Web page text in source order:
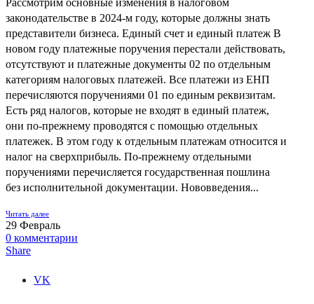
законодательстве в 2024-м году, которые должны знать
представители бизнеса. Единый счет и единый платеж В
новом году платежные поручения перестали действовать,
отсутствуют и платежные документы 02 по отдельным
категориям налоговых платежей. Все платежи из ЕНП
перечисляются поручениями 01 по единым реквизитам.
Есть ряд налогов, которые не входят в единый платеж,
они по-прежнему проводятся с помощью отдельных
платежек. В этом году к отдельным платежам относится и
налог на сверхприбыль. По-прежнему отдельными
поручениями перечисляется государственная пошлина
без исполнительной документации. Нововведения...
Читать далее
29 Февраль
0 комментарии
Share
VK